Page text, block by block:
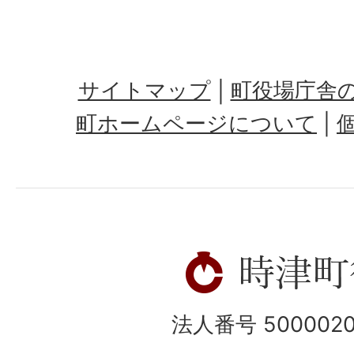
サイトマップ
町役場庁舎
町ホームページについて
法人番号